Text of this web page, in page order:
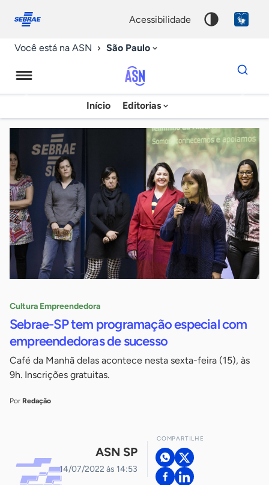
conosco
acessibilidade
Você está na ASN São Paulo
Agência
Sebrae
Notícias
Início Editorias
Dados
para
chave
Cultura Empreendedora
Sebrae-SP tem programação especial com
empreendedoras de sucesso
Café da Manhã delas acontece nesta sexta-feira (15), às
9h. Inscrições gratuitas.
Por Redação
ASN SP
14/07/2022 às 14:53
COMPARTILHE